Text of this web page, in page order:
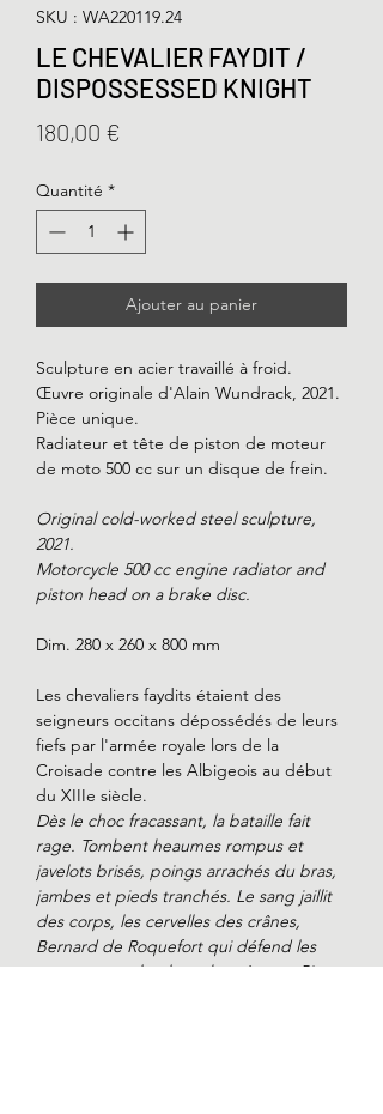
SKU : WA220119.24
LE CHEVALIER FAYDIT /
DISPOSSESSED KNIGHT
180,00 €
Quantité *
Ajouter au panier
Sculpture en acier travaillé à froid.
Œuvre originale d'Alain Wundrack, 2021.
Pièce unique.
Radiateur et tête de piston de moteur
de moto 500 cc sur un disque de frein.
Original cold-worked steel sculpture,
2021.
Motorcycle 500 cc engine radiator and
piston head on a brake disc.
Dim. 280 x 260 x 800 mm
Les chevaliers faydits étaient des
seigneurs occitans dépossédés de leurs
fiefs par l'armée royale lors de la
Croisade contre les Albigeois au début
du XIIIe siècle.
Dès le choc fracassant, la bataille fait
rage. Tombent heaumes rompus et
javelots brisés, poings arrachés du bras,
jambes et pieds tranchés. Le sang jaillit
des corps, les cervelles des crânes,
Bernard de Roquefort qui défend les
passages est le plus acharné, avec Pierre